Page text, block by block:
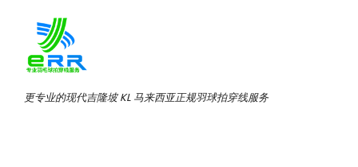
更专业的现代吉隆坡 KL 马来西亚正规羽球拍穿线服务